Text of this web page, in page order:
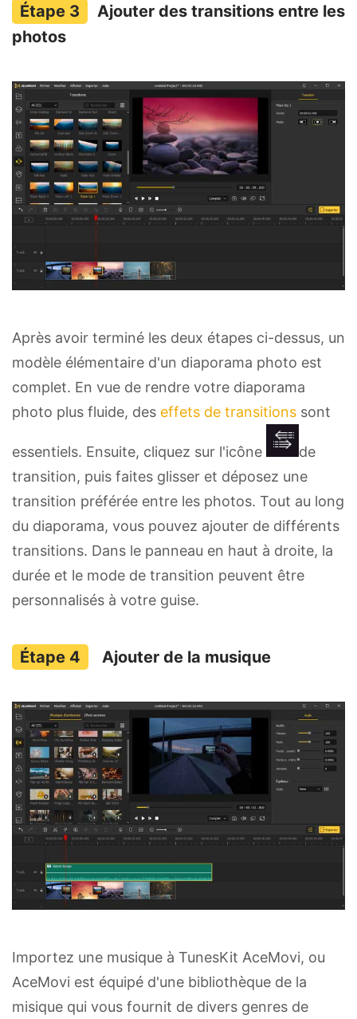
Ajouter des transitions entre les
photos
Après avoir terminé les deux étapes ci-dessus, un
modèle élémentaire d'un diaporama photo est
complet. En vue de rendre votre diaporama
photo plus fluide, des effets de transitions sont
essentiels. Ensuite, cliquez sur l'icône
de
transition, puis faites glisser et déposez une
transition préférée entre les photos. Tout au long
du diaporama, vous pouvez ajouter de différents
transitions. Dans le panneau en haut à droite, la
durée et le mode de transition peuvent être
personnalisés à votre guise.
Ajouter de la musique
Importez une musique à TunesKit AceMovi, ou
AceMovi est équipé d'une bibliothèque de la
misique qui vous fournit de divers genres de